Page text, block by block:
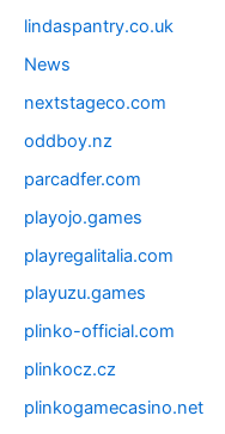
lindaspantry.co.uk
News
nextstageco.com
oddboy.nz
parcadfer.com
playojo.games
playregalitalia.com
playuzu.games
plinko-official.com
plinkocz.cz
plinkogamecasino.net